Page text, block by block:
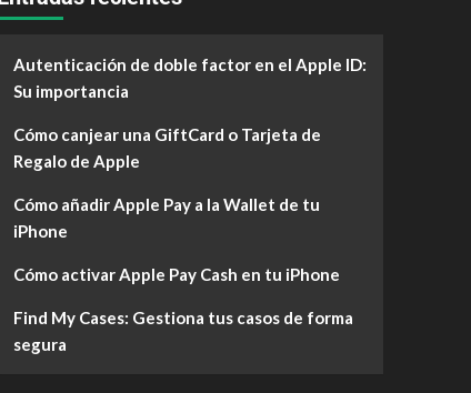
Autenticación de doble factor en el Apple ID:
Su importancia
Cómo canjear una GiftCard o Tarjeta de
Regalo de Apple
Cómo añadir Apple Pay a la Wallet de tu
iPhone
Cómo activar Apple Pay Cash en tu iPhone
Find My Cases: Gestiona tus casos de forma
segura